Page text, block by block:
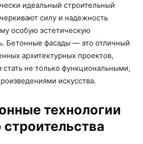
идеальный строительный
силу и надежность
особую эстетическую
Бетонные фасады — это отличный
архитектурных проектов,
стать не только функциональными,
искусства.
технологии
строительства